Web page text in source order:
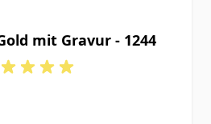
mit Gravur - 1244